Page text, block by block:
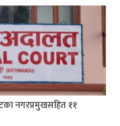
नगरप्रमुखसहित ११